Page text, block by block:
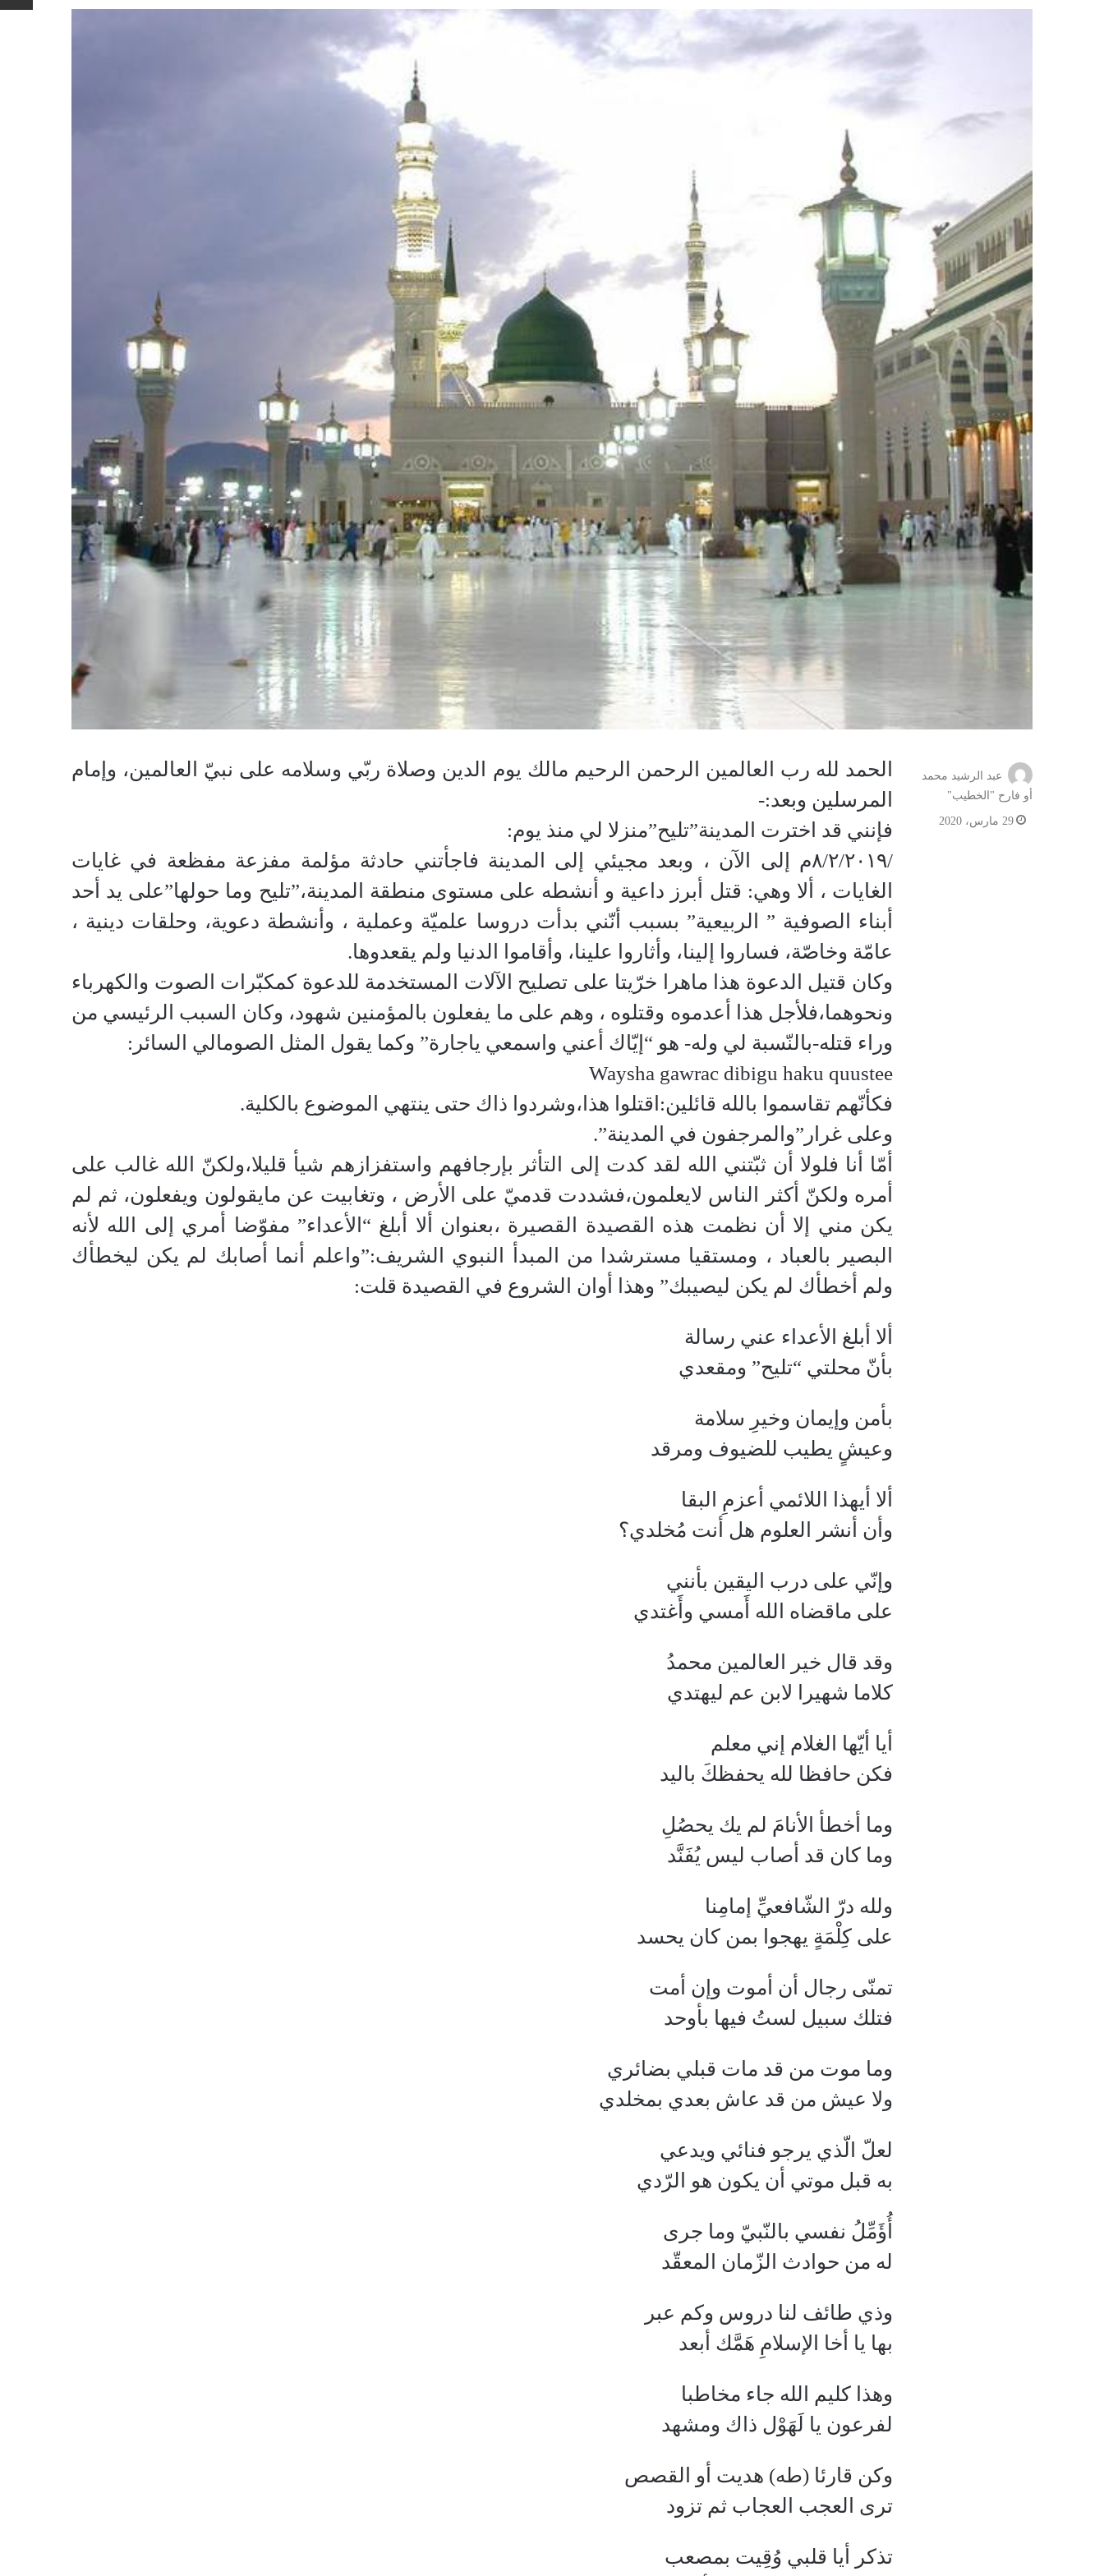
الحمد لله رب العالمين الرحمن الرحيم مالك يوم الدين وصلاة ربّي وسلامه على نبيّ العالمين، وإمام
المرسلين وبعد:-
فإنني قد اخترت المدينة”تليح”منزلا لي منذ يوم:
/٨/٢/٢٠١٩م إلى الآن ، وبعد مجيئي إلى المدينة فاجأتني حادثة مؤلمة مفزعة مفظعة في غايات
الغايات ، ألا وهي: قتل أبرز داعية و أنشطه على مستوى منطقة المدينة،”تليح وما حولها”على يد أحد
أبناء الصوفية ” الربيعية” بسبب أنّني بدأت دروسا علميّة وعملية ، وأنشطة دعوية، وحلقات دينية ،
عامّة وخاصّة، فساروا إلينا، وأثاروا علينا، وأقاموا الدنيا ولم يقعدوها.
وكان قتيل الدعوة هذا ماهرا خرّيتا على تصليح الآلات المستخدمة للدعوة كمكبّرات الصوت والكهرباء
ونحوهما،فلأجل هذا أعدموه وقتلوه ، وهم على ما يفعلون بالمؤمنين شهود، وكان السبب الرئيسي من
وراء قتله-بالنّسبة لي وله- هو “إيّاك أعني واسمعي ياجارة” وكما يقول المثل الصومالي السائر:
Waysha gawrac dibigu haku quustee
فكأنّهم تقاسموا بالله قائلين:اقتلوا هذا،وشردوا ذاك حتى ينتهي الموضوع بالكلية.
وعلى غرار”والمرجفون في المدينة”.
أمّا أنا فلولا أن ثبّتني الله لقد كدت إلى التأثر بإرجافهم واستفزازهم شيأ قليلا،ولكنّ الله غالب على
أمره ولكنّ أكثر الناس لايعلمون،فشددت قدميّ على الأرض ، وتغابيت عن مايقولون ويفعلون، ثم لم
يكن مني إلا أن نظمت هذه القصيدة القصيرة ،بعنوان ألا أبلغ “الأعداء” مفوّضا أمري إلى الله لأنه
البصير بالعباد ، ومستقيا مسترشدا من المبدأ النبوي الشريف:”واعلم أنما أصابك لم يكن ليخطأك
ولم أخطأك لم يكن ليصيبك” وهذا أوان الشروع في القصيدة قلت:
ألا أبلغ الأعداء عني رسالة
بأنّ محلتي “تليح” ومقعدي
بأمن وإيمان وخيرِ سلامة
وعيشٍ يطيب للضيوف ومرقد
ألا أيهذا اللائمي أعزمِ البقا
وأن أنشر العلوم هل أنت مُخلدي؟
وإنّي على درب اليقين بأنني
على ماقضاه الله أَمسي وأَغتدي
وقد قال خير العالمين محمدُ
كلاما شهيرا لابن عم ليهتدي
أيا أيّها الغلام إني معلم
فكن حافظا لله يحفظكَ باليد
وما أخطأ الأنامَ لم يك يحصُلِ
وما كان قد أصاب ليس يُفَنَّد
ولله درّ الشّافعيِّ إمامِنا
على كِلْمَةٍ يهجوا بمن كان يحسد
تمنّى رجال أن أموت وإن أمت
فتلك سبيل لستُ فيها بأوحد
وما موت من قد مات قبلي بضائري
ولا عيش من قد عاش بعدي بمخلدي
لعلّ الّذي يرجو فنائي ويدعي
به قبل موتي أن يكون هو الرّدي
أُؤَمِّلُ نفسي بالنّبيّ وما جرى
له من حوادث الزّمان المعقّد
وذي طائف لنا دروس وكم عبر
بها يا أخا الإسلامِ هَمَّك أبعد
وهذا كليم الله جاء مخاطبا
لفرعون يا لَهَوْل ذاك ومشهد
وكن قارئا (طه) هديت أو القصص
ترى العجب العجاب ثم تزود
تذكر أيا قلبي وُقِيت بمصعب
عبد الرشيد محمد
أو فارح "الخطيب"
29 مارس، 2020